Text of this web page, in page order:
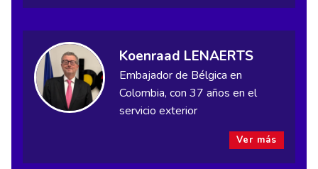
Koenraad LENAERTS
Embajador de Bélgica en
Colombia, con 37 años en el
servicio exterior
Ver más